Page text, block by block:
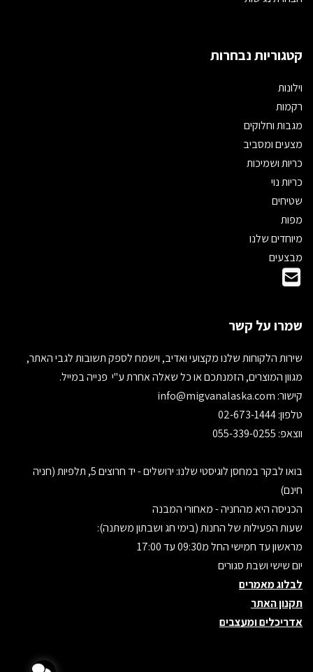
קטגוריות נבחרות
וילונות
רקמות
מגבות וחלוקים
מצעים ומסביב
כריות ושמיכות
כריות נוי
שטיחים
מפות
מיוחדים שלנו
מבצעים
שמרו על קשר
שירות הלקוחות שלנו מקצועי ואדיב, וישמח לספק תשובות לגבי האתר,
מגוון המוצרים, הזמנתכם או כל שאלה אחרת ע"י פנייה במייל.
קישור:
טלפון: 02-673-1444
ווצאפ: 055-339-0255
בואו לבקר במחסן לוגיסטי שלנו: ירושלים - יד חרוצים 5, תלפיות (חניה
חינם)
הכניסה היא מהחניה - מאחורי המבנה
שעות הפעילות של החנות (בימי חג ושבתון משתנה):
מראשון עד חמישי החל מ09:30 עד 17:00
יום שישי ושבת סגורים
לבלוג מאמרים
תקנון האתר
אדריכלים ומעצבים